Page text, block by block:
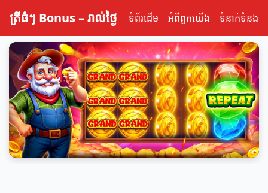
ត្រីធំៗ Bonus – រាល់ថ្ងៃ ទំព័រដើម អំពីពួកយើង ទំនាក់ទំនង